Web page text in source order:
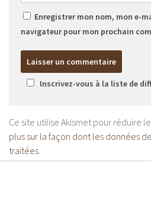
Enregistrer mon nom, mon e-
navigateur pour mon prochain
Inscrivez-vous à la liste de
Ce site utilise Akismet pour réduire
plus sur la façon dont les données
traitées